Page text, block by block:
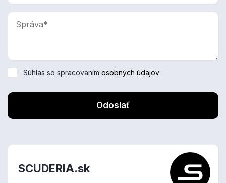
Súhlas so spracovaním osobných údajov
Odoslať
SCUDERIA.sk